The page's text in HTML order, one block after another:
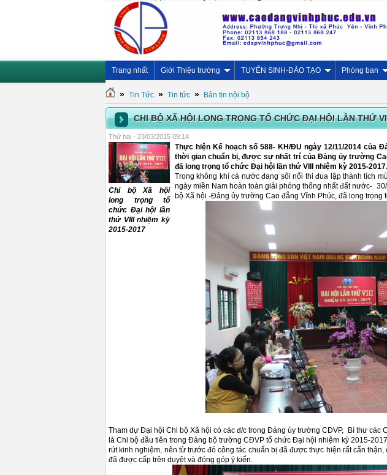
Trang nhất Giới Thiệu trường TUYỂN SINH-ĐÀO TẠO Phòng ban
» Tin Tức » Tin tức » Bản tin nội bộ
CHI BỘ XÃ HỘI LONG TRỌNG TỔ CHỨC ĐẠI HỘI LẦN THỨ
Thứ hai - 23/03/2015 09:14
Chi bộ Xã hội
long trọng tổ
chức Đại hội lần
thứ VIII nhiệm kỳ
2015-2017
Thực hiện Kế hoạch số 588- KH/ĐU ngày 12/11/2014 của
thời gian chuẩn bị, được sự nhất trí của Đảng ủy trường
đã long trọng tổ chức Đại hội lần thứ VIII nhiệm kỳ 2015-2017.
Trong không khí cả nước đang sôi nổi thi đua lập thành tích
ngày miền Nam hoàn toàn giải phóng thống nhất đất nước-
bộ Xã hội -Đảng ủy trường Cao đẳng Vĩnh Phúc, đã long
Tham dự Đại hội Chi bộ Xã hội có các đ/c trong Đảng ủy trường CĐVP, Bí thư các
là Chi bộ đầu tiên trong Đảng bộ trường CĐVP tổ chức Đại hội nhiệm kỳ 2015-
rút kinh nghiệm, nên từ trước đó công tác chuẩn bị đã được thực hiện rất cẩn
đã được cấp trên duyệt và đóng góp ý kiến.